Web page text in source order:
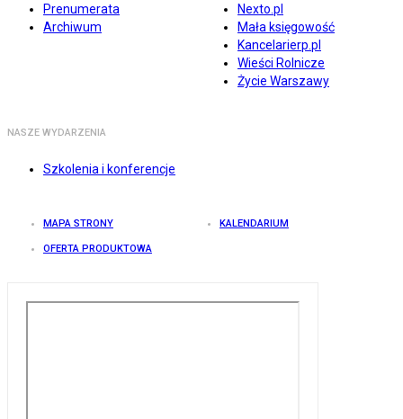
Prenumerata
Archiwum
Nexto.pl
Mała księgowość
Kancelarierp.pl
Wieści Rolnicze
Życie Warszawy
NASZE WYDARZENIA
Szkolenia i konferencje
MAPA STRONY KALENDARIUM
OFERTA PRODUKTOWA